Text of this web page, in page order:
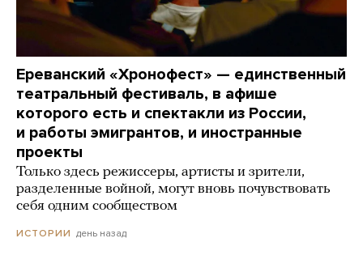
Ереванский «Хронофест» — единственный
театральный фестиваль, в афише
которого есть и спектакли из России,
и работы эмигрантов, и иностранные
проекты
Только здесь режиссеры, артисты и зрители,
разделенные войной, могут вновь почувствовать
себя одним сообществом
ИСТОРИИ день назад